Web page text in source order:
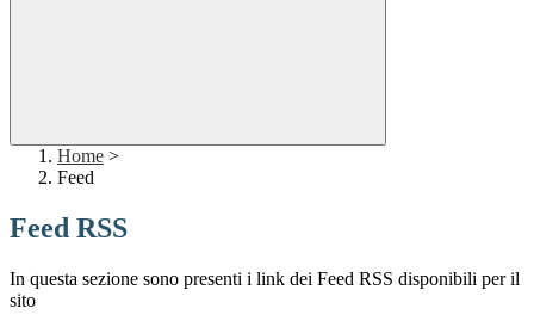
Home >
Feed
Feed RSS
In questa sezione sono presenti i link dei Feed RSS disponibili per il
sito